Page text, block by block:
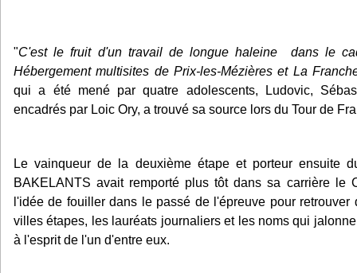
"C'est le fruit d'un travail de longue haleine dans le
Hébergement multisites de Prix-les-Mézières et La
qui a été mené par quatre adolescents, Ludovic,
encadrés par Loic Ory, a trouvé sa source lors du Tour de
Le vainqueur de la deuxième étape et porteur ensuite
BAKELANTS avait remporté plus tôt dans sa carrière le
l'idée de fouiller dans le passé de l'épreuve pour retrouver
villes étapes, les lauréats journaliers et les noms qui
à l'esprit de l'un d'entre eux.